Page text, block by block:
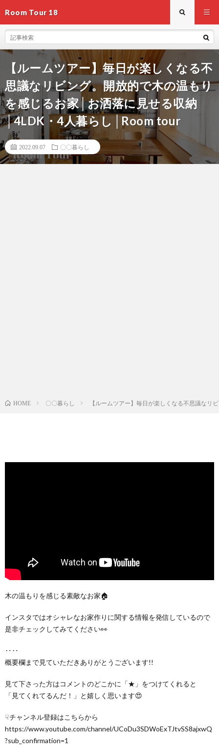
Room Tour 18
【ルームツアー】毎日が楽しくなる不
思議なリビング。開放的で木の温もり
を感じるお家│お洒落に見せる収納
│4LDK・4人暮らし│Room tour
2022.09.07 〇〇暮らし
HOME 〇〇暮らし 【ルームツアー】毎日が楽しくなる不思議な
木の温もりを感じる素敵なお家🏠
インスタではオシャレなお家作りに関する情報を発信しているので
是非チェックしてみてください👀
‥‥
概要欄まで見ていただきありがとうございます!!
見て下さった方はコメントのどこかに「★」をつけてくれると
「見てくれてるんだ！」と嬉しく思います😍
☟チャンネル登録はこちらから
https://www.youtube.com/channel/UCoDu3SDWoExTJtvSS8ajxwQ
?sub_confirmation=1